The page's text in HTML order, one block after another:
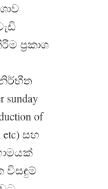
ප්‍රකාශ
sunday
of
etc) සහ
විසඳුම්